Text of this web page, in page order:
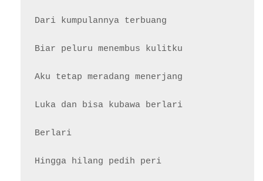
Dari kumpulannya terbuang
Biar peluru menembus kulitku
Aku tetap meradang menerjang
Luka dan bisa kubawa berlari
Berlari
Hingga hilang pedih peri